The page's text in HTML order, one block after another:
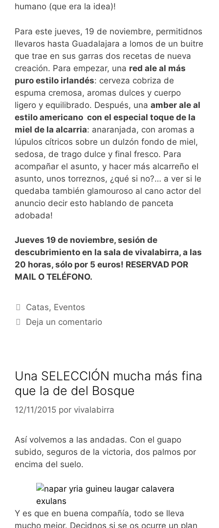
humano (que era la idea)!
Para este jueves, 19 de noviembre, permitidnos
llevaros hasta Guadalajara a lomos de un buitre
que trae en sus garras dos recetas de nueva
creación. Para empezar, una red ale al más
puro estilo irlandés: cerveza cobriza de
espuma cremosa, aromas dulces y cuerpo
ligero y equilibrado. Después, una amber ale al
estilo americano con el especial toque de la
miel de la alcarria: anaranjada, con aromas a
lúpulos cítricos sobre un dulzón fondo de miel,
sedosa, de trago dulce y final fresco. Para
acompañar el asunto, y hacer más alcarreño el
asunto, unos torreznos, ¿qué si no?… a ver si le
quedaba también glamouroso al cano actor del
anuncio decir esto hablando de panceta
adobada!
Jueves 19 de noviembre, sesión de
descubrimiento en la sala de vivalabirra, a las
20 horas, sólo por 5 euros! RESERVAD POR
MAIL O TELÉFONO.
Categorías
Catas, Eventos
Deja un comentario
Una SELECCIÓN mucha más fina
que la de del Bosque
12/11/2015 por vivalabirra
Así volvemos a las andadas. Con el guapo
subido, seguros de la victoria, dos palmos por
encima del suelo.
Y es que en buena compañía, todo se lleva
mucho mejor. Decidnos si se os ocurre un plan